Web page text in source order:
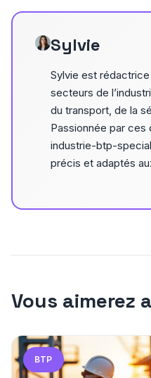
Sylvie
Sylvie est
secteurs de
du transport, de la
Passionnée par ces
industrie-btp-
précis et adaptés
Vous aimerez
BTP